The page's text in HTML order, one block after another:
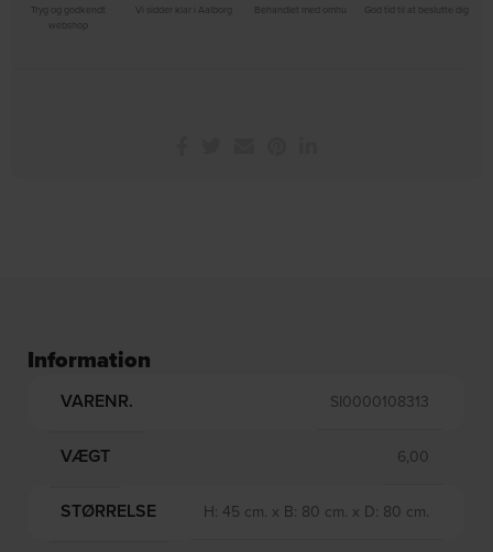
Tryg og godkendt
Vi sidder klar i Aalborg Behandlet med omhu God tid til at beslutte dig
Information
VARENR. SI0000108313
VÆGT 6,00
STØRRELSE H: 45 cm. x B: 80 cm. x D: 80 cm.